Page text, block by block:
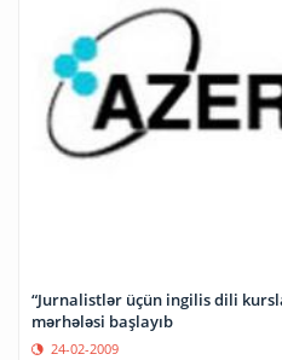
“Jurnalistlər üçün ingilis dili
mərhələsi başlayıb
24-02-2009